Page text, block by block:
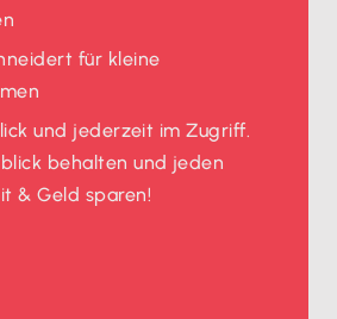
für kleine
und jederzeit im Zugriff.
behalten und jeden
& Geld sparen!